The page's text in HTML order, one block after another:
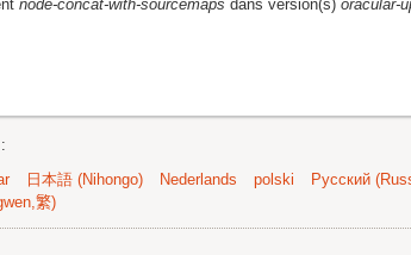
node-concat-with-sourcemaps dans version(s) oracular-
日本語 (Nihongo) Nederlands polski Русский
繁)